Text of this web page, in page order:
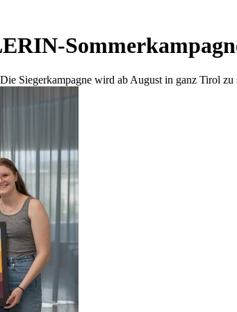
Siegerkampagne wird ab August in ganz Tirol zu